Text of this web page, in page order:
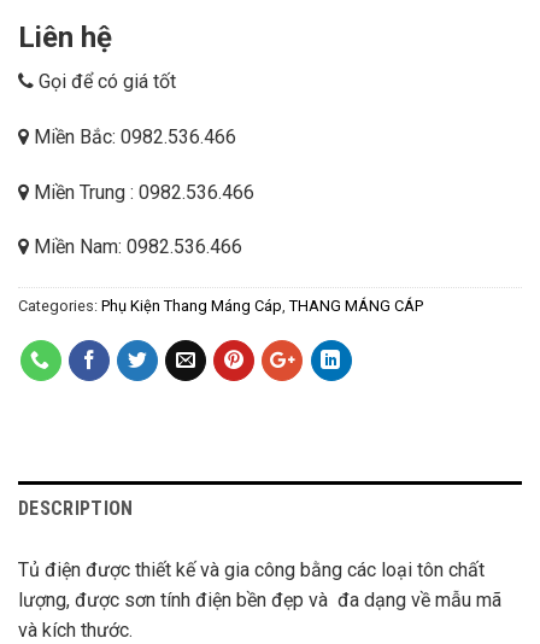
Liên hệ
Gọi để có giá tốt
Miền Bắc: 0982.536.466
Miền Trung : 0982.536.466
Miền Nam: 0982.536.466
Categories: Phụ Kiện Thang Máng Cáp, THANG MÁNG CÁP
DESCRIPTION
Tủ điện được thiết kế và gia công bằng các loại tôn chất
lượng, được sơn tính điện bền đẹp và đa dạng về mẫu mã
và kích thước.